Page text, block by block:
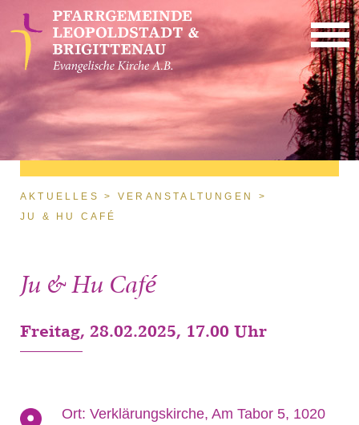
Direkt zum Inhalt
Sie sind hier
AKTUELLES
VERANSTALTUNGEN
JU & HU CAFÉ
Ju & Hu Café
Freitag, 28.02.2025, 17.00 Uhr
Ort: Verklärungskirche, Am Tabor 5, 1020